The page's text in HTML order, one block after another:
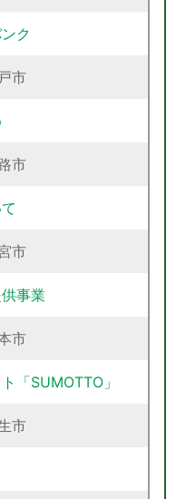
ク
市
市
市
事業
市
「SUMOTTO」
市